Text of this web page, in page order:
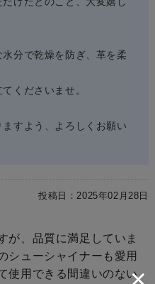
分で乾燥を防ぎ、革を柔
くださいませ。
すよう、よろしくお願い
投稿日： 2025年02月28日
が、品質に満足していま
シューシャイナーも愛用
使用できる間違いのない